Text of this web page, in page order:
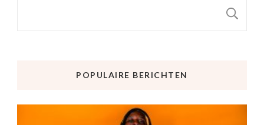
POPULAIRE BERICHTEN